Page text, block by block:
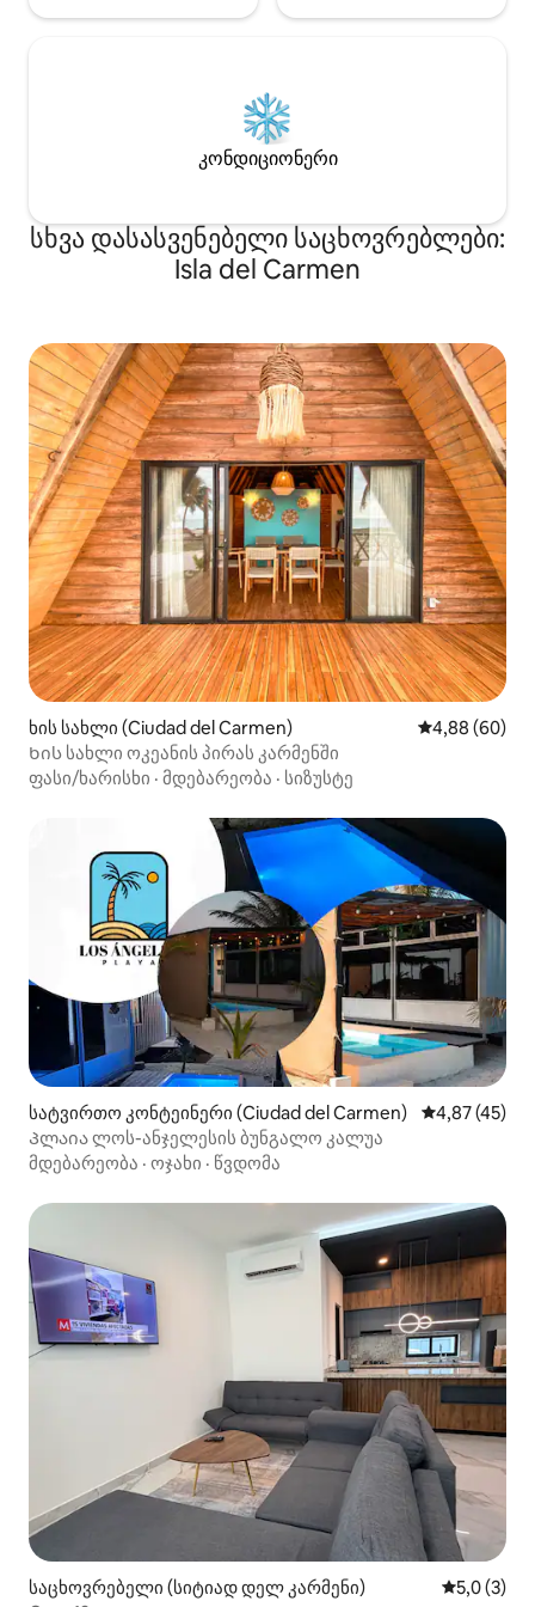
კონდიციონერი
სხვა დასასვენებელი საცხოვრებლები:
Isla del Carmen
ხის სახლი (Ciudad del Carmen) საშუალო
4,88 (60)
Ხის სახლი ოკეანის პირას კარმენში
ფასი/ხარისხი · მდებარეობა · სიზუსტე
სატვირთო კონტეინერი (Ciudad del Carmen) საშუალო
4,87 (45)
Პლაია ლოს-ანჯელესის ბუნგალო კალუა
მდებარეობა · ოჯახი · წვდომა
საცხოვრებელი (სიტიად დელ კარმენი) საშუალო
5,0 (3)